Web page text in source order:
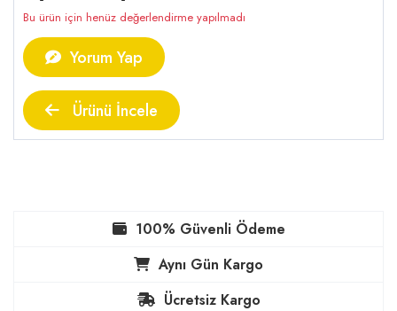
Bu ürün için henüz değerlendirme yapılmadı
Yorum Yap
Ürünü İncele
100% Güvenli Ödeme
Aynı Gün Kargo
Ücretsiz Kargo